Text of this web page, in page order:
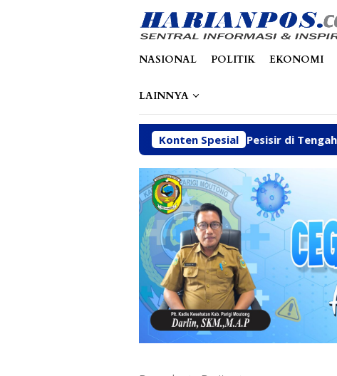
NASIONAL POLITIK EKONOMI
LAINNYA
Konten Spesial
Dasar Warga Pesisir di Tengah Efisiensi Anggaran